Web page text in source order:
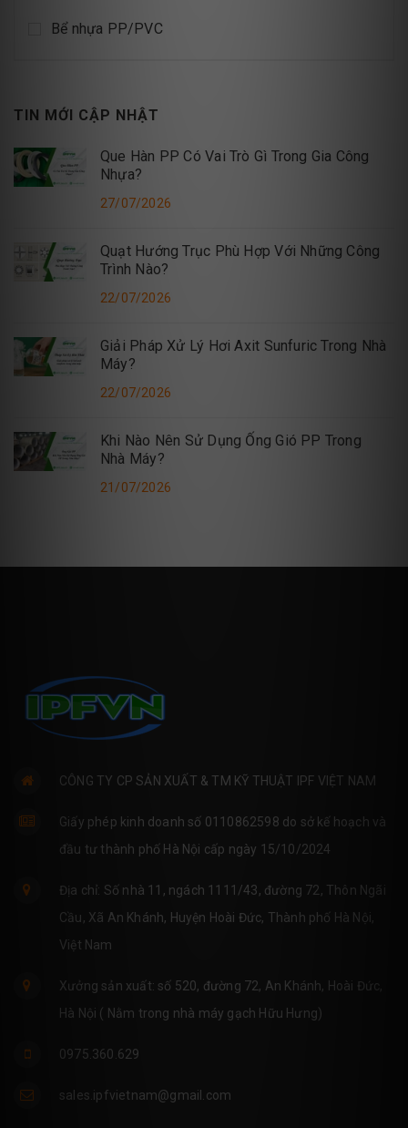
Bể nhựa PP/PVC
TIN MỚI CẬP NHẬT
Que Hàn PP Có Vai Trò Gì Trong Gia Công
Nhựa?
27/07/2026
Quạt Hướng Trục Phù Hợp Với Những Công
Trình Nào?
22/07/2026
Giải Pháp Xử Lý Hơi Axit Sunfuric Trong Nhà
Máy?
22/07/2026
Khi Nào Nên Sử Dụng Ống Gió PP Trong
Nhà Máy?
21/07/2026
CÔNG TY CP SẢN XUẤT & TM KỸ THUẬT IPF VIỆT NAM
Giấy phép kinh doanh số 0110862598 do sở kế hoạch và
đầu tư thành phố Hà Nội cấp ngày 15/10/2024
Địa chỉ: Số nhà 11, ngách 1111/43, đường 72, Thôn Ngãi
Cầu, Xã An Khánh, Huyện Hoài Đức, Thành phố Hà Nội,
Việt Nam
Xưởng sản xuất: số 520, đường 72, An Khánh, Hoài Đức,
Hà Nội ( Nằm trong nhà máy gạch Hữu Hưng)
0975.360.629
sales.ipfvietnam@gmail.com